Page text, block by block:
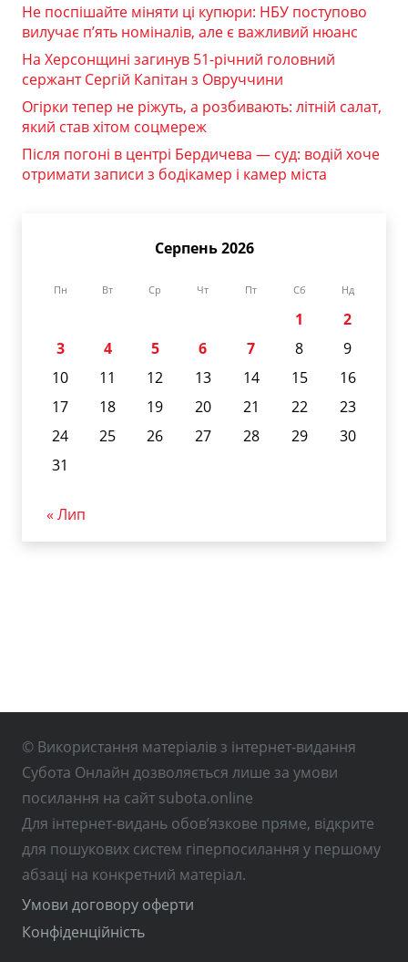
Не поспішайте міняти ці купюри: НБУ поступово
вилучає п’ять номіналів, але є важливий нюанс
На Херсонщині загинув 51-річний головний
сержант Сергій Капітан з Овруччини
Огірки тепер не ріжуть, а розбивають: літній салат,
який став хітом соцмереж
Після погоні в центрі Бердичева — суд: водій хоче
отримати записи з бодікамер і камер міста
Серпень 2026
Пн Вт Ср Чт Пт Сб Нд
1
2
3
4 5 6 7 8
9
10
11 12 13 14 15
16
17
18 19 20 21 22
23
24
25 26 27 28 29
30
31
« Лип
© Використання матеріалів з інтернет-видання
Субота Онлайн дозволяється лише за умови
посилання на сайт subota.online
Для інтернет-видань обов’язкове пряме, відкрите
для пошукових систем гіперпосилання у першому
абзаці на конкретний матеріал.
Умови договору оферти
Конфіденційність